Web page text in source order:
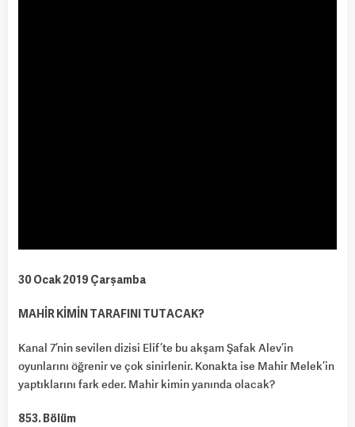
30 Ocak 2019 Çarşamba
MAHİR KİMİN TARAFINI TUTACAK?
Kanal 7’nin sevilen dizisi Elif’te bu akşam Şafak Alev’in
oyunlarını öğrenir ve çok sinirlenir. Konakta ise Mahir Melek’in
yaptıklarını fark eder. Mahir kimin yanında olacak?
853. Bölüm